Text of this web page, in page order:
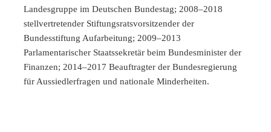
Landesgruppe im Deutschen Bundestag; 2008–2018
stellvertretender Stiftungsratsvorsitzender der
Bundesstiftung Aufarbeitung; 2009–2013
Parlamentarischer Staatssekretär beim Bundesminister der
Finanzen; 2014–2017 Beauftragter der Bundesregierung
für Aussiedlerfragen und nationale Minderheiten.